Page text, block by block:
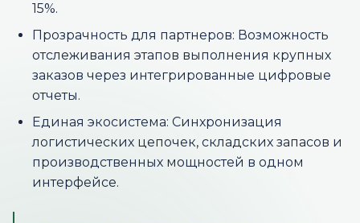
15%.
Прозрачность для партнеров: Возможность
отслеживания этапов выполнения крупных
заказов через интегрированные цифровые
отчеты.
Единая экосистема: Синхронизация
логистических цепочек, складских запасов и
производственных мощностей в одном
интерфейсе.